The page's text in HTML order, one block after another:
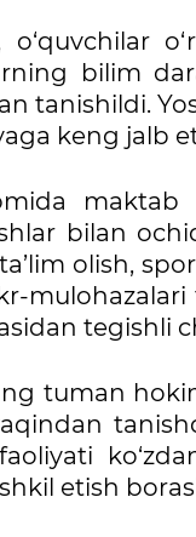
o‘quvchilar
bilim
tanishildi.
keng jalb
maktab
bilan
olish,
tegishli
tuman
etish